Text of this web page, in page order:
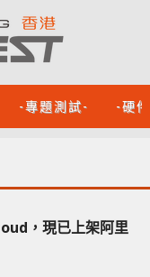
-專題測試- -硬
，現已上架阿里